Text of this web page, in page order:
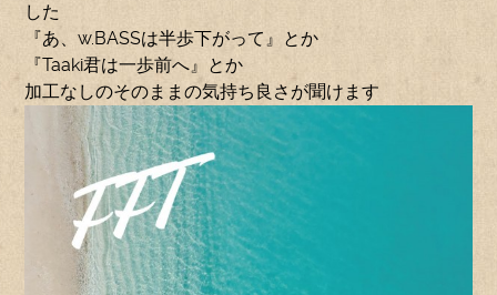
した
『あ、w.BASSは半歩下がって』とか
『Taaki君は一歩前へ』とか
加工なしのそのままの気持ち良さが聞けます